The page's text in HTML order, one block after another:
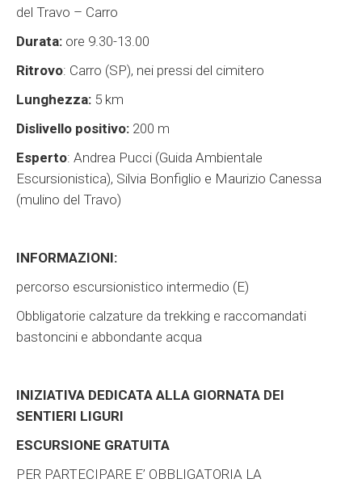
del Travo – Carro
Durata: ore 9.30-13.00
Ritrovo: Carro (SP), nei pressi del cimitero
Lunghezza: 5 km
Dislivello positivo: 200 m
Esperto: Andrea Pucci (Guida Ambientale
Escursionistica), Silvia Bonfiglio e Maurizio Canessa
(mulino del Travo)
INFORMAZIONI:
percorso escursionistico intermedio (E)
Obbligatorie calzature da trekking e raccomandati
bastoncini e abbondante acqua
INIZIATIVA DEDICATA ALLA GIORNATA DEI
SENTIERI LIGURI
ESCURSIONE GRATUITA
PER PARTECIPARE E’ OBBLIGATORIA LA